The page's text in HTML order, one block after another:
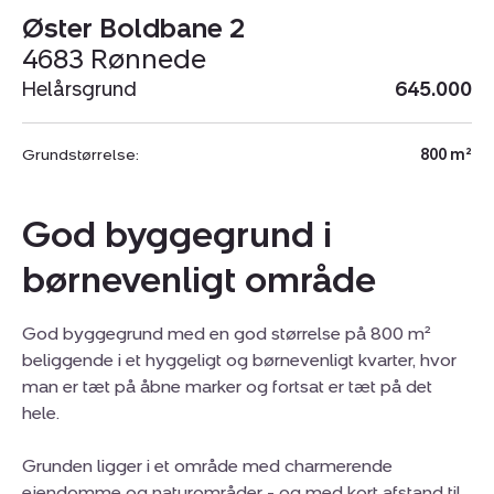
Øster Boldbane 2
4683 Rønnede
Helårsgrund 645.000
Grundstørrelse: 800 m²
God byggegrund i
børnevenligt område
God byggegrund med en god størrelse på 800 m²
beliggende i et hyggeligt og børnevenligt kvarter, hvor
man er tæt på åbne marker og fortsat er tæt på det
hele.
Grunden ligger i et område med charmerende